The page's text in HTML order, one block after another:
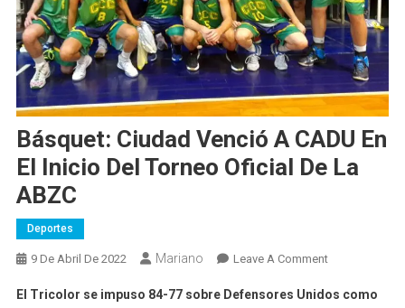
Básquet: Ciudad Venció A CADU En
El Inicio Del Torneo Oficial De La
ABZC
Deportes
9 De Abril De 2022 Mariano Leave A CommentOn
Ciudad
El Tricolor se impuso 84-77 sobre Defensores Unidos como